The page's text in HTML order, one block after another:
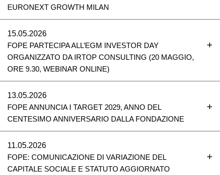
EURONEXT GROWTH MILAN
15.05.2026
FOPE PARTECIPA ALL’EGM INVESTOR DAY
ORGANIZZATO DA IRTOP CONSULTING (20 MAGGIO,
ORE 9.30, WEBINAR ONLINE)
13.05.2026
FOPE ANNUNCIA I TARGET 2029, ANNO DEL
CENTESIMO ANNIVERSARIO DALLA FONDAZIONE
11.05.2026
FOPE: COMUNICAZIONE DI VARIAZIONE DEL
CAPITALE SOCIALE E STATUTO AGGIORNATO